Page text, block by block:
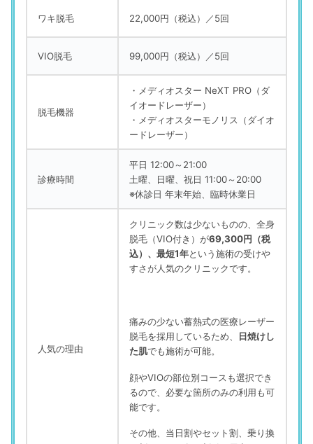
ワキ脱毛 22,000円（税込）／5回
VIO脱毛 99,000円（税込）／5回
脱毛機器
・メディオスター NeXT PRO（ダ
イオードレーザー）
・メディオスターモノリス（ダイオ
ードレーザー）
診療時間
平日 12:00～21:00
土曜、日曜、祝日 11:00～20:00
※休診日 年末年始、臨時休業日
人気の理由
クリニック数は少ないものの、全身
脱毛（VIO付き）が69,300円（税
込）、最短1年という施術の受けや
すさが人気のクリニックです。
痛みの少ない蓄熱式の医療レーザー
脱毛を採用しているため、
日焼けし
た肌でも施術が可能。
顔やVIOの部位別コースも選択でき
るので、必要な箇所のみの利用も可
能です。
その他、当日割やセット割、乗り換